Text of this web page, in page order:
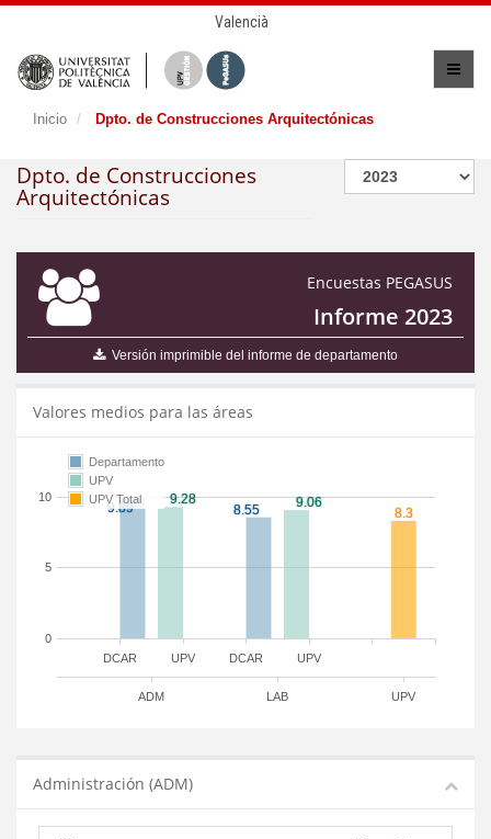
Valencià
Inicio Dpto. de Construcciones Arquitectónicas
Dpto. de Construcciones
Arquitectónicas
Encuestas PEGASUS
Informe 2023
Versión imprimible del informe de departamento
Valores medios para las áreas
DCAR DCAR
UPV UPV
ADM LAB UPV
0
5
10
Departamento
UPV
UPV Total
Administración (ADM)